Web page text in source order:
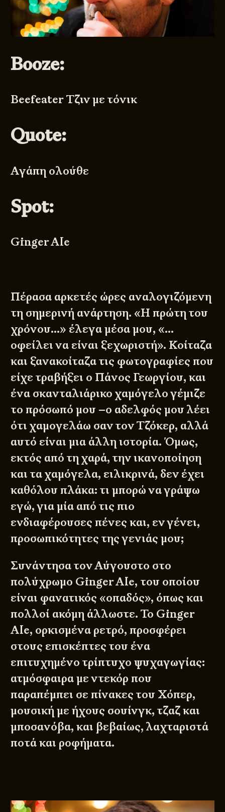
Booze:
Beefeater Τζιν με τόνικ
Quote:
Αγάπη ολούθε
Spot:
Ginger Ale
Πέρασα αρκετές ώρες αναλογιζόμενη
τη σημερινή ανάρτηση. «Η πρώτη του
χρόνου…» έλεγα μέσα μου, «…
οφείλει να είναι ξεχωριστή». Κοίταζα
και ξανακοίταζα τις φωτογραφίες που
είχε τραβήξει ο Πάνος Γεωργίου, και
ένα σκανταλιάρικο χαμόγελο γέμιζε
το πρόσωπό μου –ο αδελφός μου λέει
ότι χαμογελάω σαν τον Τζόκερ, αλλά
αυτό είναι μια άλλη ιστορία. Όμως,
εκτός από τη χαρά, την ικανοποίηση
και τα χαμόγελα, ειλικρινά, δεν έχει
καθόλου πλάκα: τι μπορώ να γράψω
εγώ, για μία από τις πιο
ενδιαφέρουσες πένες και, εν γένει,
προσωπικότητες της γενιάς μου;
Συνάντησα τον Αύγουστο στο
πολύχρωμο Ginger Ale, του οποίου
είναι φανατικός «οπαδός», όπως και
πολλοί ακόμη άλλωστε. Το Ginger
Ale, ορκισμένα ρετρό, προσφέρει
στους επισκέπτες του ένα
επιτυχημένο τρίπτυχο ψυχαγωγίας:
ατμόσφαιρα με ντεκόρ που
παραπέμπει σε πίνακες του Χόπερ,
μουσική με ήχους σουίνγκ, τζαζ και
μποσανόβα, και βεβαίως, λαχταριστά
ποτά και ροφήματα.